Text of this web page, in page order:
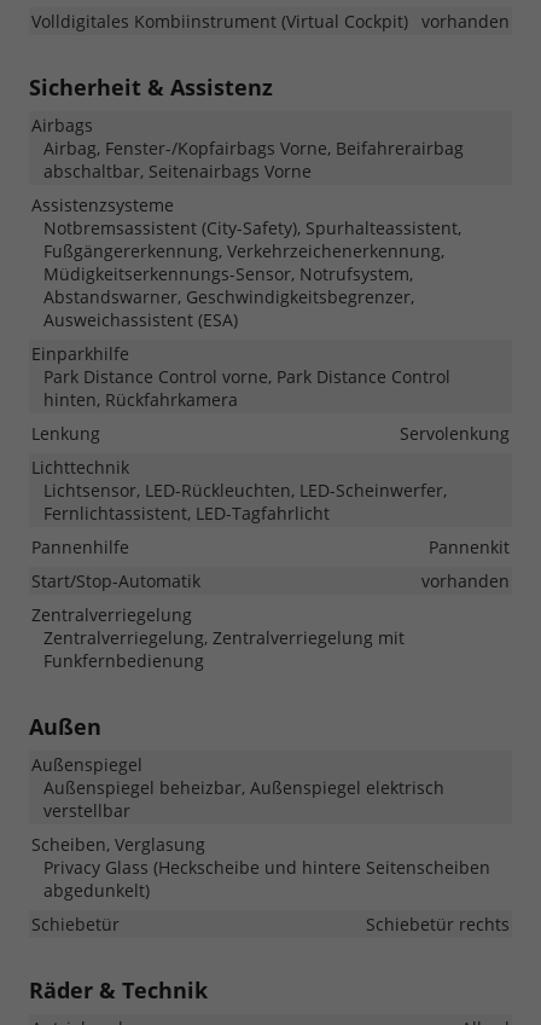
Volldigitales Kombiinstrument (Virtual Cockpit) vorhanden
Sicherheit & Assistenz
Airbags
Airbag, Fenster-/Kopfairbags Vorne, Beifahrerairbag
abschaltbar, Seitenairbags Vorne
Assistenzsysteme
Notbremsassistent (City-Safety), Spurhalteassistent,
Fußgängererkennung, Verkehrzeichenerkennung,
Müdigkeitserkennungs-Sensor, Notrufsystem,
Abstandswarner, Geschwindigkeitsbegrenzer,
Ausweichassistent (ESA)
Einparkhilfe
Park Distance Control vorne, Park Distance Control
hinten, Rückfahrkamera
Lenkung
Servolenkung
Lichttechnik
Lichtsensor, LED-Rückleuchten, LED-Scheinwerfer,
Fernlichtassistent, LED-Tagfahrlicht
Pannenhilfe
Pannenkit
Start/Stop-Automatik
vorhanden
Zentralverriegelung
Zentralverriegelung, Zentralverriegelung mit
Funkfernbedienung
Außen
Außenspiegel
Außenspiegel beheizbar, Außenspiegel elektrisch
verstellbar
Scheiben, Verglasung
Privacy Glass (Heckscheibe und hintere Seitenscheiben
abgedunkelt)
Schiebetür
Schiebetür rechts
Räder & Technik